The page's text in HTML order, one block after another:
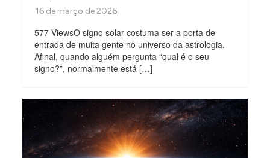
577 ViewsO signo solar costuma ser a porta de
entrada de muita gente no universo da astrologia.
Afinal, quando alguém pergunta “qual é o seu
signo?”, normalmente está […]